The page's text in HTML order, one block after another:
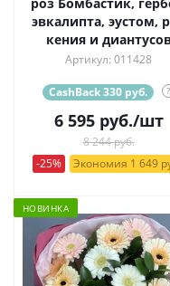
эвкалипта, эустом,
кения и
Артикул: 011428
CashBack 330 руб. ?
6 595руб./шт
8 244 руб.
-25%
Экономия 1 649
НОВИНКА